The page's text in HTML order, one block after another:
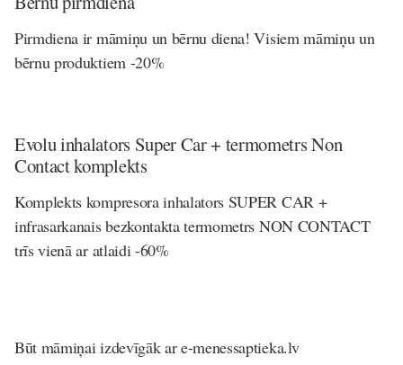
Pirmdiena ir māmiņu un bērnu diena! Visiem māmiņu un
bērnu produktiem -20%
Evolu inhalators Super Car + termometrs Non
Contact komplekts
Komplekts kompresora inhalators SUPER CAR +
infrasarkanais bezkontakta termometrs NON CONTACT
trīs vienā ar atlaidi -60%
Būt māmiņai izdevīgāk ar e-menessaptieka.lv